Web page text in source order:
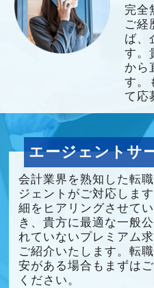
完全
ご経
ば、
す。
から
す。
て応
エージェントサ
会計業界を熟知した転
ジェントがご対応しま
細をヒアリングさせて
き、貴方に最適な一般
れていないプレミアム
ご紹介いたします。転
安がある場合もまずは
ください。